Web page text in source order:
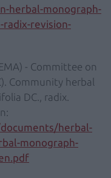
herbal-monograph-
radix-revision-
- Committee on
Community herbal
DC., radix.
herbal-
monograph-